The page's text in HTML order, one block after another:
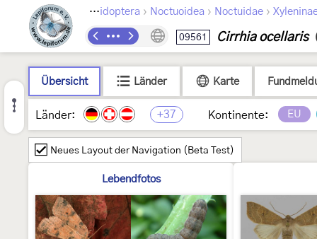
Lepidoptera › Noctuoidea › Noctuidae ›
09561 Cirrhia ocellaris
Übersicht Länder Karte
Länder: +37 Kontinente: EU
Neues Layout der Navigation (Beta Test)
Lebendfotos